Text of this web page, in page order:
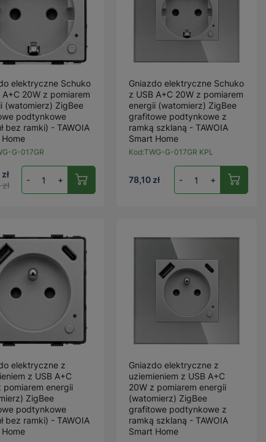
elektryczne Schuko
A+C 20W z pomiarem
(watomierz) ZigBee
podtynkowe
bez ramki) - TAWOIA
G-017GR
- +
Gniazdo elektryczne Schuko
z USB A+C 20W z pomiarem
energii (watomierz) ZigBee
grafitowe podtynkowe z
ramką szklaną - TAWOIA
Smart Home
Kod:TWG-G-017GR KPL
78,10 zł - +
elektryczne z
z USB A+C
pomiarem energii
ZigBee
podtynkowe
bez ramki) - TAWOIA
Gniazdo elektryczne z
uziemieniem z USB A+C
20W z pomiarem energii
(watomierz) ZigBee
grafitowe podtynkowe z
ramką szklaną - TAWOIA
Smart Home